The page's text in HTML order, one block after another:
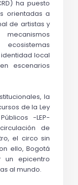
ha puesto
orientadas a
de artistas y
local
escenarios
la
de la Ley
-LEP-
de
el circo sin
ello, Bogotá
un epicentro
al mundo.